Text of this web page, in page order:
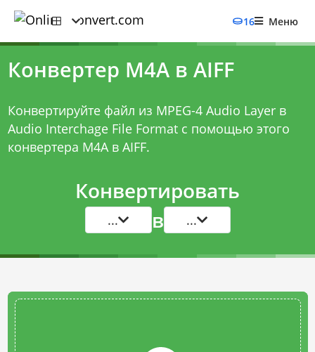
16 Меню
Конвертер M4A в AIFF
Конвертируйте файл из MPEG-4 Audio Layer в
Audio Interchage File Format с помощью этого
конвертера M4A в AIFF.
Конвертировать
... в ...